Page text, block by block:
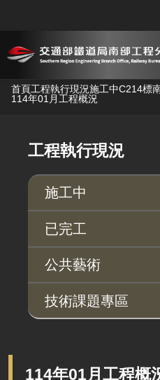
跳到主要內容
首頁工程執行現況施工中C214標
114年01月工程概況
工程執行現況
施工中
已完工
公共藝術
技術課題專區
114年01月工程概